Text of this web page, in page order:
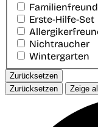
Erste-Hilfe-Set
Nichtraucher
Wintergarten
Zurücksetzen
Zurücksetzen
Zeige